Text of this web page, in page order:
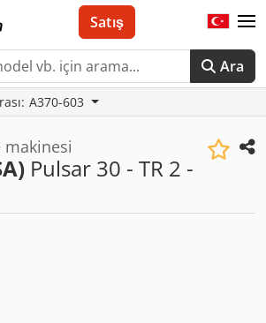
Ara
Satış
A370-603
Pulsar 30 - TR 2 -